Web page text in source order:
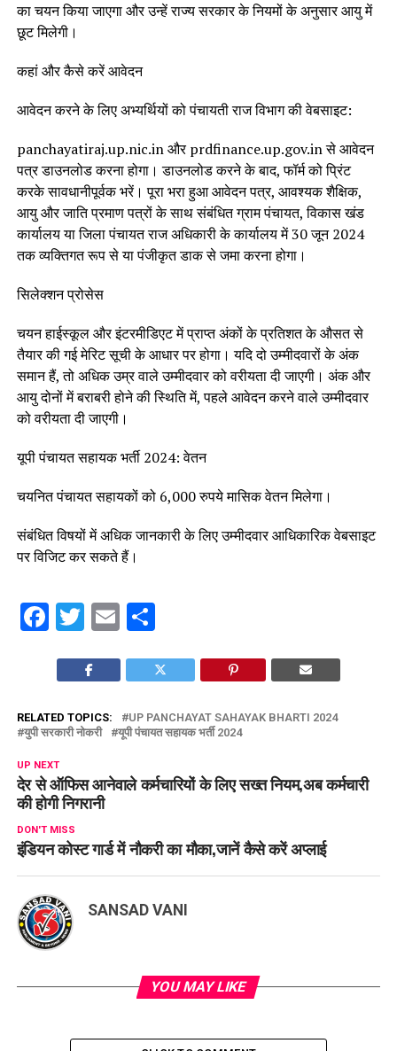
का चयन किया जाएगा और उन्हें राज्य सरकार के नियमों के अनुसार आयु में
छूट मिलेगी।
कहां और कैसे करें आवेदन
आवेदन करने के लिए अभ्यर्थियों को पंचायती राज विभाग की वेबसाइट:
panchayatiraj.up.nic.in और prdfinance.up.gov.in से आवेदन
पत्र डाउनलोड करना होगा। डाउनलोड करने के बाद, फॉर्म को प्रिंट
करके सावधानीपूर्वक भरें। पूरा भरा हुआ आवेदन पत्र, आवश्यक शैक्षिक,
आयु और जाति प्रमाण पत्रों के साथ संबंधित ग्राम पंचायत, विकास खंड
कार्यालय या जिला पंचायत राज अधिकारी के कार्यालय में 30 जून 2024
तक व्यक्तिगत रूप से या पंजीकृत डाक से जमा करना होगा।
सिलेक्शन प्रोसेस
चयन हाईस्कूल और इंटरमीडिएट में प्राप्त अंकों के प्रतिशत के औसत से
तैयार की गई मेरिट सूची के आधार पर होगा। यदि दो उम्मीदवारों के अंक
समान हैं, तो अधिक उम्र वाले उम्मीदवार को वरीयता दी जाएगी। अंक और
आयु दोनों में बराबरी होने की स्थिति में, पहले आवेदन करने वाले उम्मीदवार
को वरीयता दी जाएगी।
यूपी पंचायत सहायक भर्ती 2024: वेतन
चयनित पंचायत सहायकों को 6,000 रुपये मासिक वेतन मिलेगा।
संबंधित विषयों में अधिक जानकारी के लिए उम्मीदवार आधिकारिक वेबसाइट
पर विजिट कर सकते हैं।
Facebook
Twitter
EmailShare
RELATED TOPICS:
UP PANCHAYAT SAHAYAK BHARTI 2024
युपी सरकारी नोकरी
यूपी पंचायत सहायक भर्ती 2024
UP NEXT
देर से ऑफिस आनेवाले कर्मचारियों के लिए सख्त नियम,अब कर्मचारी
की होगी निगरानी
DON'T MISS
इंडियन कोस्ट गार्ड में नौकरी का मौका,जानें कैसे करें अप्लाई
SANSAD VANI
YOU MAY LIKE